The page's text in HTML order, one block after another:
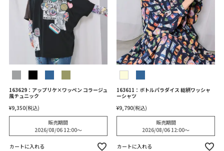
163629：アップリケ×ワッペン コラージュ
風チュニック
¥9,350 税込
販売期間
2026/08/06 12:00〜
カートに入れる
163611：ボトルパラダイス 総柄ワッシャ
ーシャツ
¥9,790 税込
販売期間
2026/08/06 12:00〜
カートに入れる